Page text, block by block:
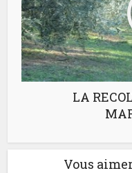
LA
Vous